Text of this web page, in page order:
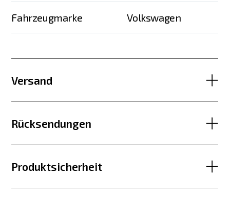
Fahrzeugmarke Volkswagen
Versand
Rücksendungen
Produktsicherheit